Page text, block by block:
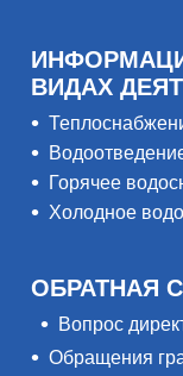
ВИДАХ
Горячее
Холодное
ОБРАТНАЯ
Вопрос
Обращения